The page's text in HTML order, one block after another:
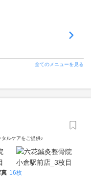
全てのメニューを見る
ルケアをご提供♪
16枚